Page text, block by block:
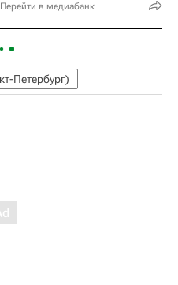
Перейти в медиабанк
Петербург)